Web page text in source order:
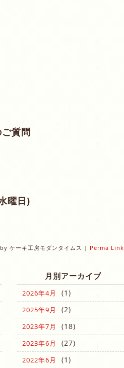
質問
曜日)
by ケーキ工房モダンタイムス | Perma Link
月別アーカイブ
2026年4月 (1)
2025年9月 (2)
2023年7月 (18)
2023年6月 (27)
2022年6月 (1)